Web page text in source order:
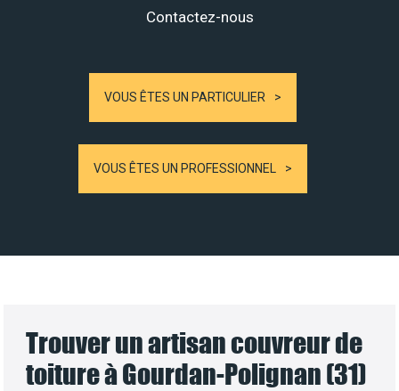
Contactez-nous
VOUS ÊTES UN PARTICULIER
VOUS ÊTES UN PROFESSIONNEL
Trouver un artisan couvreur de
toiture à Gourdan-Polignan (31)